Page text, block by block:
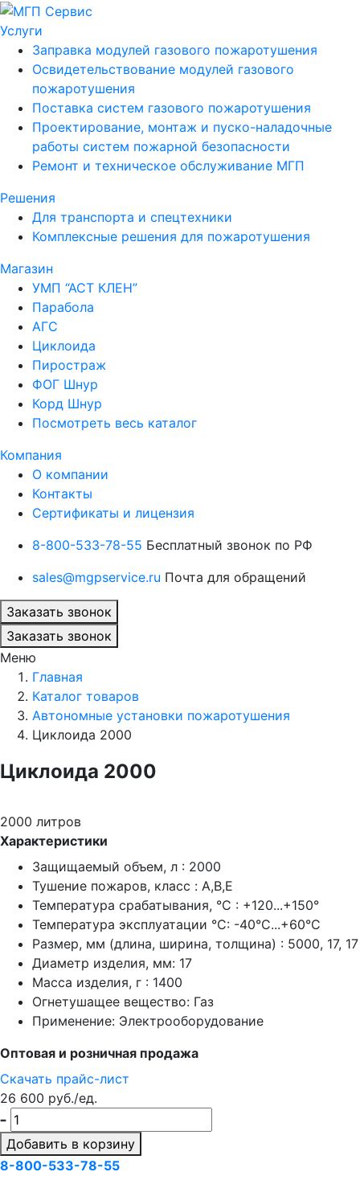
Услуги
Заправка модулей газового пожаротушения
Освидетельствование модулей газового
пожаротушения
Поставка систем газового пожаротушения
Проектирование, монтаж и пуско-наладочные
работы систем пожарной безопасности
Ремонт и техническое обслуживание МГП
Решения
Для транспорта и спецтехники
Комплексные решения для пожаротушения
Магазин
УМП “АСТ КЛЕН”
Парабола
АГС
Циклоида
Пиростраж
ФОГ Шнур
Корд Шнур
Посмотреть весь каталог
Компания
О компании
Контакты
Сертификаты и лицензия
8-800-533-78-55 Бесплатный звонок по РФ
sales@mgpservice.ru Почта для обращений
Заказать звонок
Заказать звонок
Меню
Главная
Каталог товаров
Автономные установки пожаротушения
Циклоида 2000
Циклоида 2000
2000 литров
Характеристики
Защищаемый объем, л : 2000
Тушение пожаров, класс : A,B,E
Температура срабатывания, °C : +120...+150°
Температура эксплуатации °C: -40°C...+60°C
Размер, мм (длина, ширина, толщина) : 5000, 17, 17
Диаметр изделия, мм: 17
Масса изделия, г : 1400
Огнетушащее вещество: Газ
Применение: Электрооборудование
Оптовая и розничная продажа
Скачать прайс-лист
26 600 руб./ед.
Добавить в корзину
8-800-533-78-55